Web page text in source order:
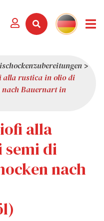
>
alla rustica in olio di
nach Bauernart in
alla
di
nach